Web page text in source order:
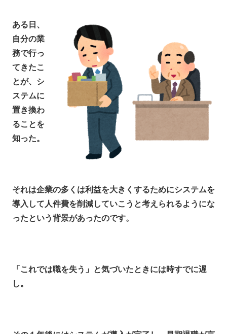
ある日、
自分の業
務で行っ
てきたこ
とが、シ
ステムに
置き換わ
ることを
知った。
それは企業の多くは利益を大きくするためにシステムを
導入して人件費を削減していこうと考えられるようにな
ったという背景があったのです。
「これでは職を失う」と気づいたときには時すでに遅
し。